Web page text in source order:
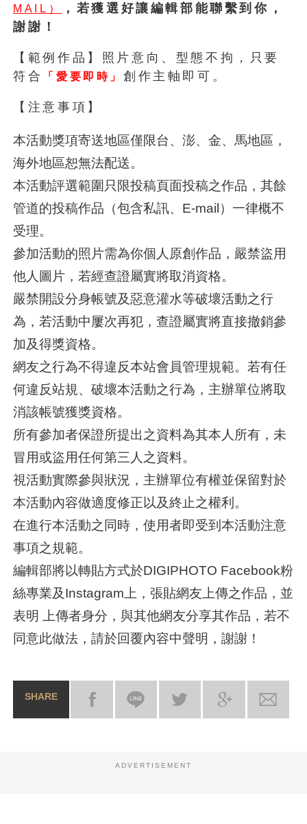
MAIL）
，若獲選好讓編輯部能聯繫到你，
謝謝！
【範例作品】照片意向、型態不拘，只要
符合
「愛要即時」 創作主軸即可。
【注意事項】
本活動獎項寄送地區僅限台、澎、金、馬地區，
海外地區恕無法配送。
本活動評選範圍只限投稿頁面投稿之作品，其餘
管道的投稿作品（包含私訊、E-mail）一律概不
受理。
參加活動的照片需為你個人原創作品，嚴禁盜用
他人圖片，若經查證屬實將取消資格。
嚴禁開設分身帳號及惡意灌水等破壞活動之行
為，若活動中屢次再犯，查證屬實將直接撤銷參
加及得獎資格。
網友之行為不得違反本站會員管理規範。若有任
何違反站規、破壞本活動之行為，主辦單位將取
消該帳號獲獎資格。
所有參加者保證所提出之資料為其本人所有，未
冒用或盜用任何第三人之資料。
視活動實際參與狀況，主辦單位有權並保留對於
本活動內容做適度修正以及終止之權利。
在進行本活動之同時，使用者即受到本活動注意
事項之規範。
編輯部將以轉貼方式於DIGIPHOTO Facebook粉
絲專業及Instagram上，張貼網友上傳之作品，並
表明 上傳者身分，與其他網友分享其作品，若不
同意此做法，請於回覆內容中聲明，謝謝！
SHARE
ADVERTISEMENT